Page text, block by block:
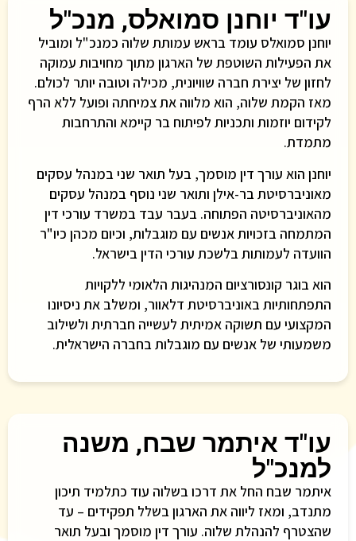
עו"ד יוחנן סמואלס, מנכ"ל
יוחנן סמואלס עומד בראש עמותת שלוה כמנכ"ל ומוביל
את הפעילות השוטפת של הארגון מתוך מחויבות עמוקה
לחזון של יצירת חברה שוויונית, מכילה וטובה יותר לכולם.
מאז הקמת שלוה, הוא מלווה את צמיחתה ופועל ללא הרף
לקידום יוזמות ותכניות לפיתוח בר קיימא והתרחבות
מתמדת.
יוחנן הוא עורך דין מוסמך, בעל תואר שני במנהל עסקים
מאוניברסיטת בר-אילן ותואר שני נוסף במנהל עסקים
מהאוניברסיטה הפתוחה. בעבר עבד במשרד עורכי דין
המתמחה בזכויות אנשים עם מוגבלות, וכיום מכהן כיו"ר
הוועדה לעמותות בלשכת עורכי הדין בישראל.
הוא בוגר קונסורציום המנהיגות הלאומי ללקויות
התפתחותיות באוניברסיטת דלאוור, ומשלב את ניסיונו
המקצועי עם תשוקה אמיתית לעשייה חברתית ולשילוב
משמעותי של אנשים עם מוגבלות בחברה הישראלית.
עו"ד איתמר שבח, משנה
למנכ"ל
איתמר שבח החל את דרכו בשלוה עוד כתלמיד תיכון
מתנדב, ומאז ליווה את הארגון בשלל תפקידים – עד
שהצטרף להנהלת שלוה. עורך דין מוסמך ובעל תואר